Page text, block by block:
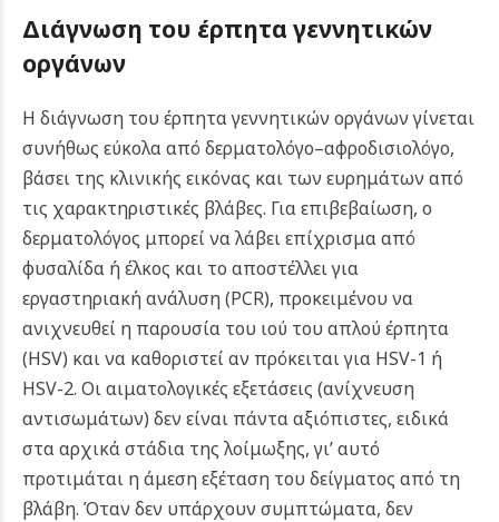
Διάγνωση του έρπητα γεννητικών
οργάνων
Η διάγνωση του έρπητα γεννητικών οργάνων γίνεται
συνήθως εύκολα από δερματολόγο–αφροδισιολόγο,
βάσει της κλινικής εικόνας και των ευρημάτων από
τις χαρακτηριστικές βλάβες. Για επιβεβαίωση, ο
δερματολόγος μπορεί να λάβει επίχρισμα από
φυσαλίδα ή έλκος και το αποστέλλει για
εργαστηριακή ανάλυση (PCR), προκειμένου να
ανιχνευθεί η παρουσία του ιού του απλού έρπητα
(HSV) και να καθοριστεί αν πρόκειται για HSV-1 ή
HSV-2. Οι αιματολογικές εξετάσεις (ανίχνευση
αντισωμάτων) δεν είναι πάντα αξιόπιστες, ειδικά
στα αρχικά στάδια της λοίμωξης, γι’ αυτό
προτιμάται η άμεση εξέταση του δείγματος από τη
βλάβη. Όταν δεν υπάρχουν συμπτώματα, δεν